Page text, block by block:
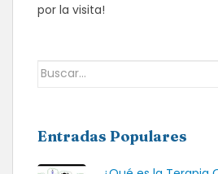
por la visita!
Buscar:
Entradas Populares